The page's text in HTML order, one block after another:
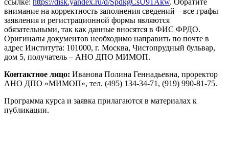
ссылке: https://disk.yandex.ru/d/SpdkgCsU91Akw. Обратите
внимание на корректность заполнения сведений – все графы
заявления и регистрационной формы являются
обязательными, так как данные вносятся в ФИС ФРДО.
Оригиналы документов необходимо направить по почте в
адрес Института: 101000, г. Москва, Чистопрудный бульвар,
дом 5, получатель – АНО ДПО МИМОП.
Контактное лицо: Иванова Полина Геннадьевна, проректор
АНО ДПО «МИМОП», тел. (495) 134-34-71, (919) 990-81-75.
Программа курса и заявка прилагаются в материалах к
публикации.